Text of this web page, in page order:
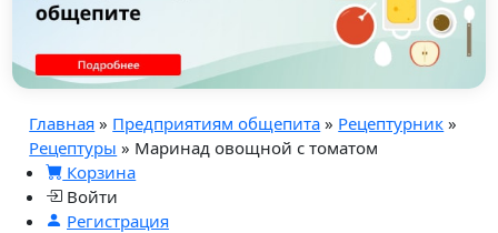
Главная » Предприятиям общепита » Рецептурник »
Рецептуры » Маринад овощной с томатом
Корзина
Войти
Регистрация